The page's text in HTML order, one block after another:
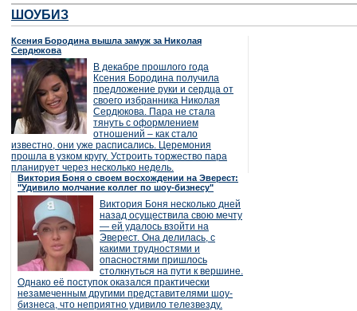
ШОУБИЗ
Ксения Бородина вышла замуж за Николая
Сердюкова
В декабре прошлого года
Ксения Бородина получила
предложение руки и сердца от
своего избранника Николая
Сердюкова. Пара не стала
тянуть с оформлением
отношений – как стало
известно, они уже расписались. Церемония
прошла в узком кругу. Устроить торжество пара
планирует через несколько недель.
Виктория Боня о своем восхождении на Эверест:
"Удивило молчание коллег по шоу-бизнесу"
Виктория Боня несколько дней
назад осуществила свою мечту
— ей удалось взойти на
Эверест. Она делилась, с
какими трудностями и
опасностями пришлось
столкнуться на пути к вершине.
Однако её поступок оказался практически
незамеченным другими представителями шоу-
бизнеса, что неприятно удивило телезвезду.